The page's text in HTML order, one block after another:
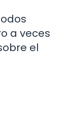
a veces
el